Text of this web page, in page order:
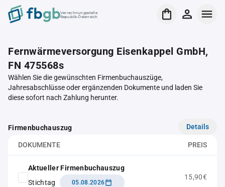
Verrechnungsstelle
Republik Österreich
Fernwärmeversorgung Eisenkappel GmbH,
FN 475568s
Wählen Sie die gewünschten Firmenbuchauszüge,
Jahresabschlüsse oder ergänzenden Dokumente und laden Sie
diese sofort nach Zahlung herunter.
Firmenbuchauszug Details
DOKUMENTE PREIS
Aktueller Firmenbuchauszug
Stichtag
05.08.2026
15,90€